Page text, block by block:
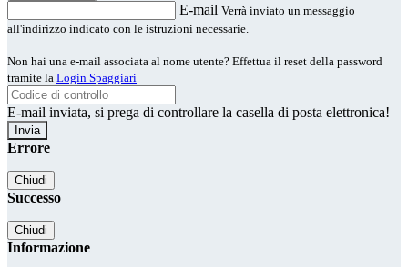
E-mail Verrà inviato un messaggio
all'indirizzo indicato con le istruzioni necessarie.
Non hai una e-mail associata al nome utente? Effettua il reset della password
tramite la Login Spaggiari
E-mail inviata, si prega di controllare la casella di posta elettronica!
Errore
Chiudi
Successo
Chiudi
Informazione